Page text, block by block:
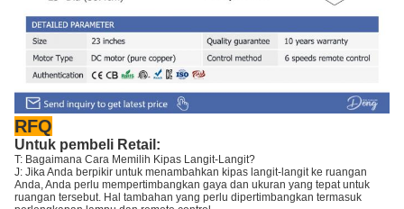
RFQ
Untuk pembeli Retail:
T: Bagaimana Cara Memilih Kipas Langit-Langit?
J: Jika Anda berpikir untuk menambahkan kipas langit-langit ke ruangan
Anda, Anda perlu mempertimbangkan gaya dan ukuran yang tepat untuk
ruangan tersebut. Hal tambahan yang perlu dipertimbangkan termasuk